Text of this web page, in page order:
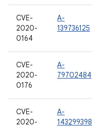
CVE-
2020-
0164
A-
139736125
CVE-
2020-
0176
A-
79702484
CVE-
2020-
A-
143299398